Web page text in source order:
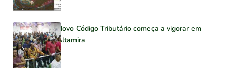
Novo Código Tributário começa a vigorar em
Altamira